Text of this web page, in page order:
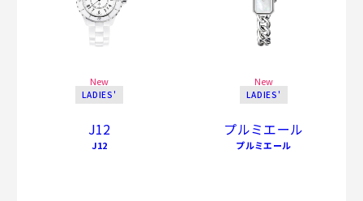
New
LADIES'
J12
J12
New
LADIES'
プルミエール
プルミエール